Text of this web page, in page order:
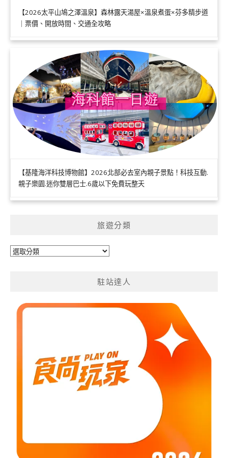
【2026太平山鳩之澤溫泉】森林露天湯屋×溫泉煮蛋×芬多精步道
｜票價、開放時間、交通全攻略
【基隆海洋科技博物館】2026北部必去室內親子景點！科技互動.
親子樂園.迷你雙層巴士.6歲以下免費玩整天
旅遊分類
旅
駐站達人